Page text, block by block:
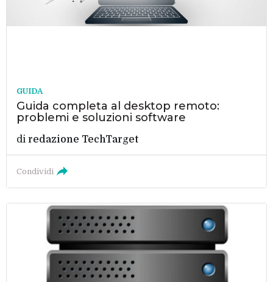
GUIDA
Guida completa al desktop remoto:
problemi e soluzioni software
diredazione TechTarget
Condividi